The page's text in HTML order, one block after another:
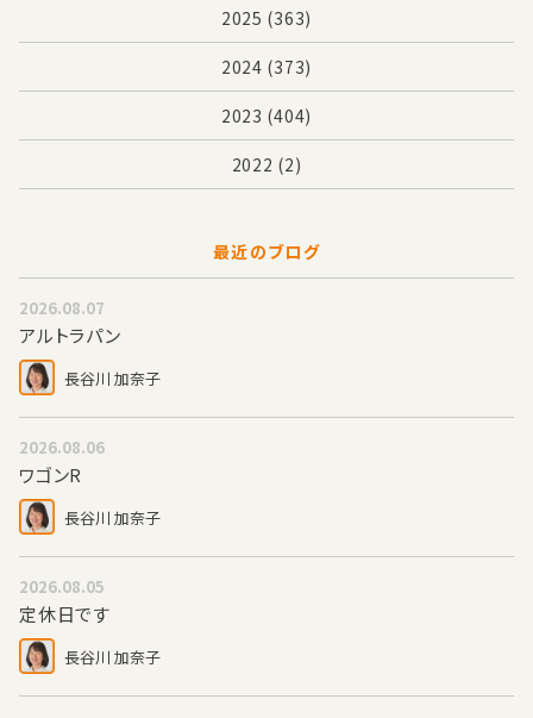
2025 (363)
2024 (373)
2023 (404)
2022 (2)
最近のブログ
2026.08.07
アルトラパン
長谷川 加奈子
2026.08.06
ワゴンR
長谷川 加奈子
2026.08.05
定休日です
長谷川 加奈子